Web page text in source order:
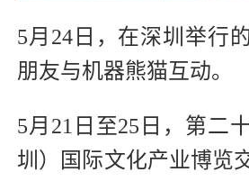
5月24日，在深圳举行
朋友与机器熊猫互动。
5月21日至25日，第二
圳）国际文化产业博览